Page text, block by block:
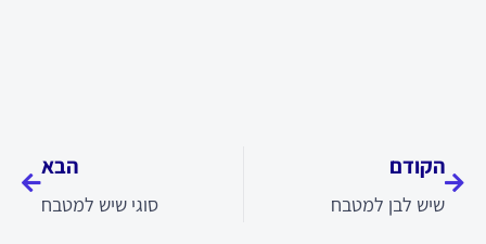
הקודם
שיש לבן למטבח
הבא
סוגי שיש למטבח